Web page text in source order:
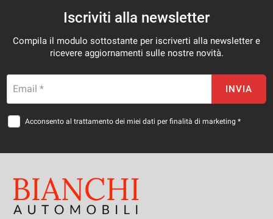
Iscriviti alla newsletter
Compila il modulo sottostante per iscriverti alla newsletter e
ricevere aggiornamenti sulle nostre novità.
Email * INVIA
Acconsento al trattamento dei miei dati per finalità di marketing *